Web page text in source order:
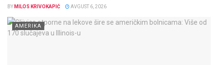
BY MILOS KRIVOKAPIĆ AVGUST 6, 2026
AMERIKA